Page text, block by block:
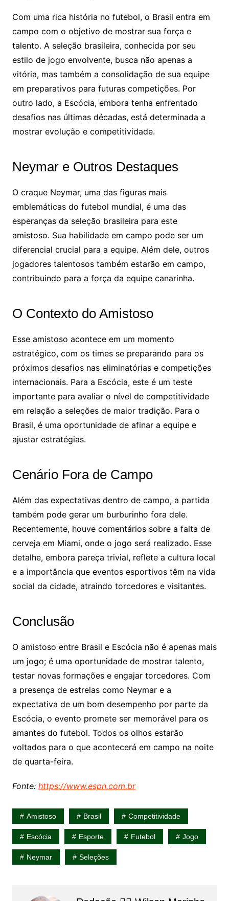
Com uma rica história no futebol, o Brasil entra em
campo com o objetivo de mostrar sua força e
talento. A seleção brasileira, conhecida por seu
estilo de jogo envolvente, busca não apenas a
vitória, mas também a consolidação de sua equipe
em preparativos para futuras competições. Por
outro lado, a Escócia, embora tenha enfrentado
desafios nas últimas décadas, está determinada a
mostrar evolução e competitividade.
Neymar e Outros Destaques
O craque Neymar, uma das figuras mais
emblemáticas do futebol mundial, é uma das
esperanças da seleção brasileira para este
amistoso. Sua habilidade em campo pode ser um
diferencial crucial para a equipe. Além dele, outros
jogadores talentosos também estarão em campo,
contribuindo para a força da equipe canarinha.
O Contexto do Amistoso
Esse amistoso acontece em um momento
estratégico, com os times se preparando para os
próximos desafios nas eliminatórias e competições
internacionais. Para a Escócia, este é um teste
importante para avaliar o nível de competitividade
em relação a seleções de maior tradição. Para o
Brasil, é uma oportunidade de afinar a equipe e
ajustar estratégias.
Cenário Fora de Campo
Além das expectativas dentro de campo, a partida
também pode gerar um burburinho fora dele.
Recentemente, houve comentários sobre a falta de
cerveja em Miami, onde o jogo será realizado. Esse
detalhe, embora pareça trivial, reflete a cultura local
e a importância que eventos esportivos têm na vida
social da cidade, atraindo torcedores e visitantes.
Conclusão
O amistoso entre Brasil e Escócia não é apenas mais
um jogo; é uma oportunidade de mostrar talento,
testar novas formações e engajar torcedores. Com
a presença de estrelas como Neymar e a
expectativa de um bom desempenho por parte da
Escócia, o evento promete ser memorável para os
amantes do futebol. Todos os olhos estarão
voltados para o que acontecerá em campo na noite
de quarta-feira.
Fonte: https://www.espn.com.br
Amistoso Brasil Competitividade
Escócia Esporte Futebol Jogo
Neymar Seleções